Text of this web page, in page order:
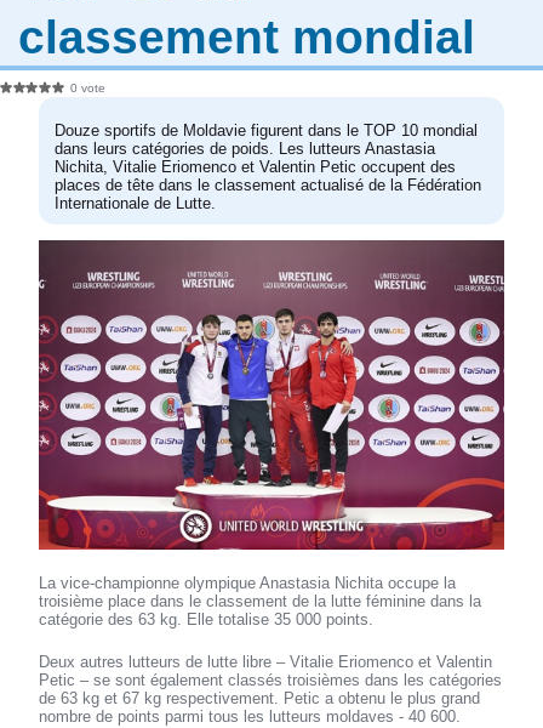
classement mondial
0 vote
Douze sportifs de Moldavie figurent dans le TOP 10 mondial
dans leurs catégories de poids. Les lutteurs Anastasia
Nichita, Vitalie Eriomenco et Valentin Petic occupent des
places de tête dans le classement actualisé de la Fédération
Internationale de Lutte.
La vice-championne olympique Anastasia Nichita occupe la
troisième place dans le classement de la lutte féminine dans la
catégorie des 63 kg. Elle totalise 35 000 points.
Deux autres lutteurs de lutte libre – Vitalie Eriomenco et Valentin
Petic – se sont également classés troisièmes dans les catégories
de 63 kg et 67 kg respectivement. Petic a obtenu le plus grand
nombre de points parmi tous les lutteurs moldaves - 40 600.